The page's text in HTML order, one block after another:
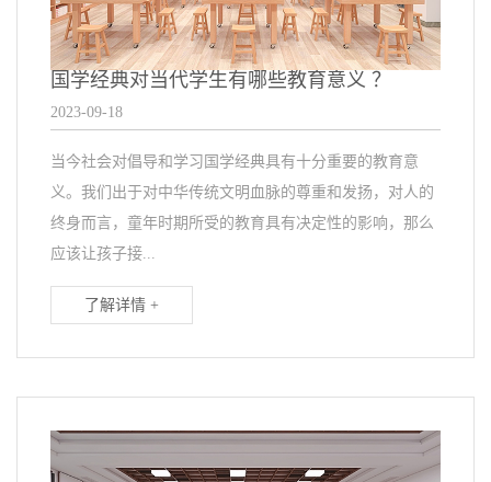
国学经典对当代学生有哪些教育意义 ？
2023-09-18
当今社会对倡导和学习国学经典具有十分重要的教育意
义。我们出于对中华传统文明血脉的尊重和发扬，对人的
终身而言，童年时期所受的教育具有决定性的影响，那么
应该让孩子接...
了解详情 +